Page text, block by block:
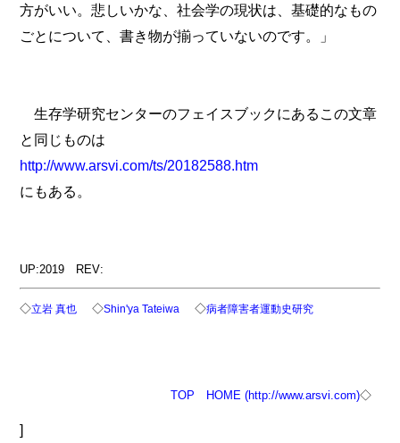
方がいい。悲しいかな、社会学の現状は、基礎的なもの
ごとについて、書き物が揃っていないのです。」
生存学研究センターのフェイスブックにあるこの文章
と同じものは
http://www.arsvi.com/ts/20182588.htm
にもある。
UP:2019 REV:
◇立岩 真也 ◇Shin'ya Tateiwa ◇病者障害者運動史研究
TOP HOME (http://www.arsvi.com)◇
]